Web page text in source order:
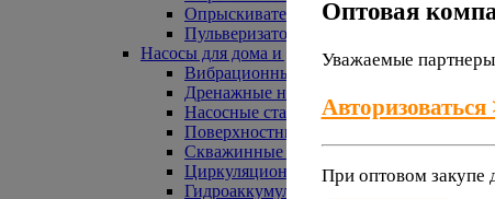
Опрыскиватели прочие
Пульверизаторы Урожайная сотка
Насосы для дома и дачи
Вибрационные насосы
Дренажные насосы
Насосные станции
Поверхностные насосы
Скважинные насосы
Циркуляционные насосы
Гидроаккумуляторы и расширительные
Оптовая
Уважаемые
Авторизоваться
При оптовом закупе